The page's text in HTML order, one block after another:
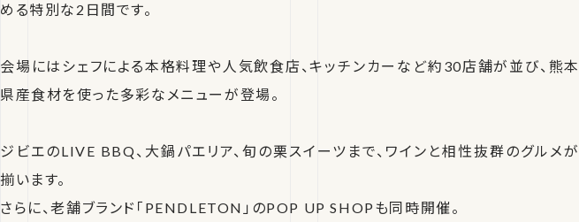
める特別な2日間です。
会場にはシェフによる本格料理や人気飲食店、キッチンカーなど約30店舗が並び、熊本
県産食材を使った多彩なメニューが登場。
ジビエのLIVE BBQ、大鍋パエリア、旬の栗スイーツまで、ワインと相性抜群のグルメが
揃います。
さらに、老舗ブランド「PENDLETON」のPOP UP SHOPも同時開催。